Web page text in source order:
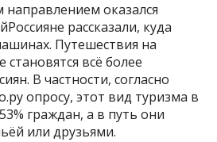
оказался
рассказали, куда
Путешествия на
всё более
В частности, согласно
опросу, этот вид туризма в
граждан, а в путь они
или друзьями.